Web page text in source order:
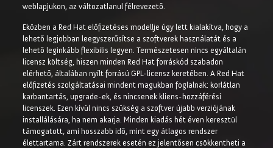
weblapjukon, az változatlanul félrevezető.
Eközben a Red Hat előfizetéses modellje úgy lett kialakítva, hogy a
lehető legjobban leegyszerűsítse a szoftverek használatát és a
lehető leginkább flexibilis legyen. Természetesen nincs egyáltalán
licensz költség, hiszen minden Red Hat forráskód szabadon
elérhető, általában nyílt forrású GPL-licensz keretében. A Red Hat
előfizetés szolgáltatásai mindent magukban foglalnak: korlátlan
karbantartás, upgrade-ek, és nincsenek kliens-hozzáférési
licenszek. Ezen kívül nincs szükség a szoftver újabb verziójának
installálására, ha nem akarja. Minden kiadás hét éven keresztül
támogatott, ami hosszabb idő, mint egy átlagos rendszer
élettartama. Zárt rendszerek esetén ez jelentősen csökkentheti a